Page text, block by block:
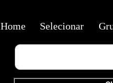
Home Selecionar